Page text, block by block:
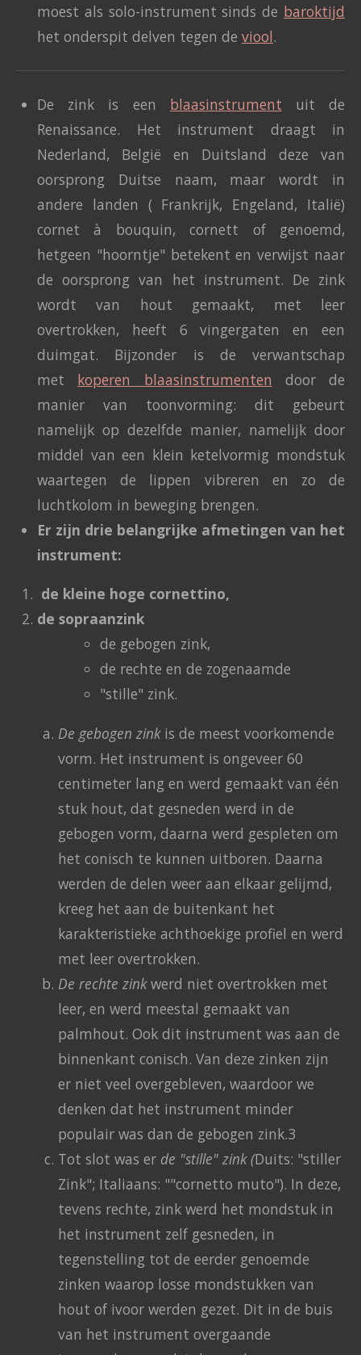
moest als solo-instrument sinds de baroktijd
het onderspit delven tegen de viool.
De zink is een blaasinstrument
uit de
Renaissance. Het instrument draagt in
Nederland, België en Duitsland deze van
oorsprong Duitse naam, maar wordt in
andere landen ( Frankrijk, Engeland, Italië)
cornet à bouquin, cornett of genoemd,
hetgeen "hoorntje" betekent en verwijst naar
de oorsprong van het instrument. De zink
wordt van hout gemaakt, met leer
overtrokken, heeft 6 vingergaten en een
duimgat. Bijzonder is de verwantschap
met
koperen blaasinstrumenten
door de
manier van toonvorming: dit gebeurt
namelijk op dezelfde manier, namelijk door
middel van een klein ketelvormig mondstuk
waartegen de lippen vibreren en zo de
luchtkolom in beweging brengen.
Er zijn drie belangrijke afmetingen van het
instrument:
de kleine hoge cornettino,
de sopraanzink
de gebogen zink,
de rechte en de zogenaamde
"stille" zink.
De gebogen zinkis de meest voorkomende
vorm. Het instrument is ongeveer 60
centimeter lang en werd gemaakt van één
stuk hout, dat gesneden werd in de
gebogen vorm, daarna werd gespleten om
het conisch te kunnen uitboren. Daarna
werden de delen weer aan elkaar gelijmd,
kreeg het aan de buitenkant het
karakteristieke achthoekige profiel en werd
met leer overtrokken.
De rechte zinkwerd niet overtrokken met
leer, en werd meestal gemaakt van
palmhout. Ook dit instrument was aan de
binnenkant conisch. Van deze zinken zijn
er niet veel overgebleven, waardoor we
denken dat het instrument minder
populair was dan de gebogen zink.3
Tot slot was er de "stille" zink (Duits: "stiller
Zink"; Italiaans: ""cornetto muto"). In deze,
tevens rechte, zink werd het mondstuk in
het instrument zelf gesneden, in
tegenstelling tot de eerder genoemde
zinken waarop losse mondstukken van
hout of ivoor werden gezet. Dit in de buis
van het instrument overgaande